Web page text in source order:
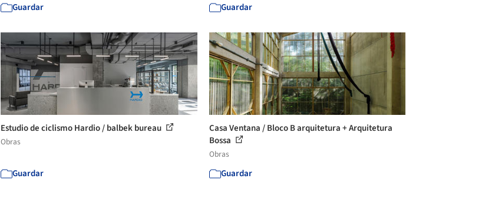
Guardar Guardar
Estudio de ciclismo Hardio / balbek bureau
Obras
Guardar
Casa Ventana / Bloco B arquitetura + Arquitetura
Bossa
Obras
Guardar